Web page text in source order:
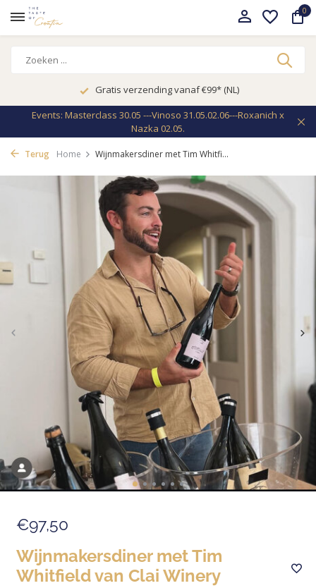
0
De grootste selectie van Kroatische topwijnen
Events: Masterclass 30.05 ---Vinoso 31.05.02.06---Roxanich x
Nazka 02.05.
Terug Home Wijnmakersdiner met Tim Whitfi...
€97,50
Wijnmakersdiner met Tim
Whitfield van Clai Winery